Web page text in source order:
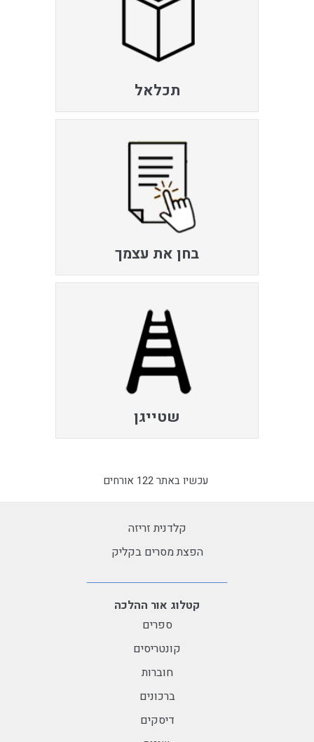
תכלאל
בחן את עצמך
שטייגן
עכשיו באתר 122 אורחים
קלדנית זריזה
הפצת מסרים בקליק
קטלוג אור ההלכה
ספרים
קונטריסים
חוברות
ברכונים
דיסקים